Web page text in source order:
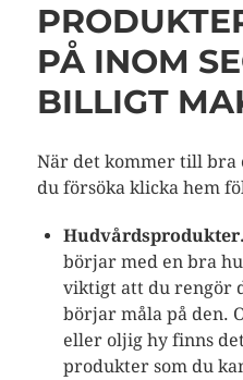
PÅ INOM
BILLIGT
När det kommer till bra
du försöka klicka hem
Hudvårdsprodukter.
börjar med en bra
viktigt att du rengör
börjar måla på den.
eller oljig hy finns
produkter som du